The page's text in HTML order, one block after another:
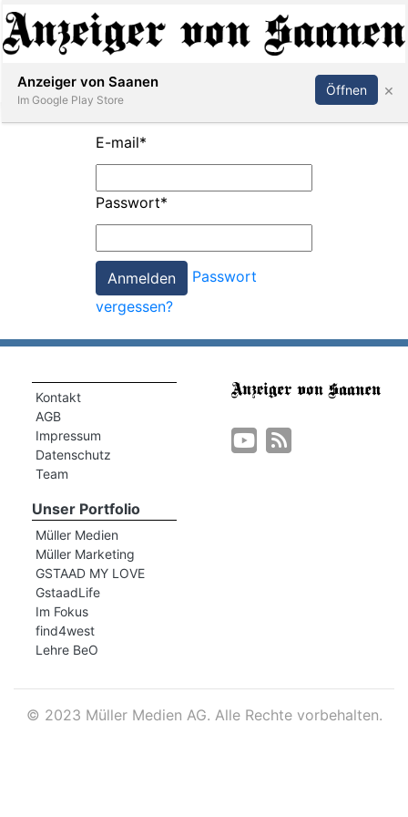
Abonnieren Anmelden
E-mail*
Passwort*
Passwort
vergessen?
Kontakt
AGB
Impressum
Datenschutz
Team
Unser Portfolio
Müller Medien
Müller Marketing
GSTAAD MY LOVE
GstaadLife
Im Fokus
find4west
Lehre BeO
© 2023 Müller Medien AG. Alle Rechte vorbehalten.
Anzeiger von Saanen
Im Google Play Store
Öffnen ×